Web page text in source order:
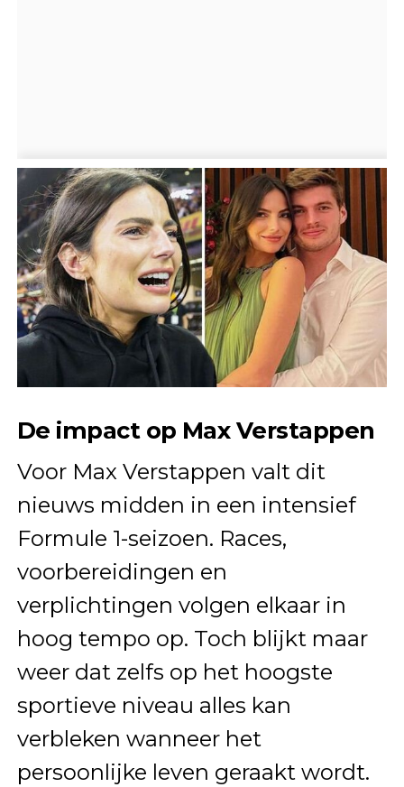
De impact op Max Verstappen
Voor Max Verstappen valt dit
nieuws midden in een intensief
Formule 1-seizoen. Races,
voorbereidingen en
verplichtingen volgen elkaar in
hoog tempo op. Toch blijkt maar
weer dat zelfs op het hoogste
sportieve niveau alles kan
verbleken wanneer het
persoonlijke leven geraakt wordt.